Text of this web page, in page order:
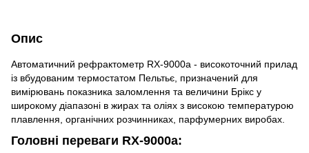
Опис
Автоматичний рефрактометр RX-9000a - високоточний прилад
із вбудованим термостатом Пельтьє, призначений для
вимірювань показника заломлення та величини Брікс у
широкому діапазоні в жирах та оліях з високою температурою
плавлення, органічних розчинниках, парфумерних виробах.
Головні переваги RX-9000a: